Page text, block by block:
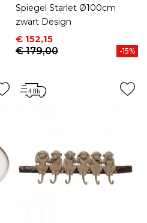
Spiegel Starlet Ø100cm
zwart Design
Prijs
€ 152,15
Normale prijs
€ 179,00
-15%